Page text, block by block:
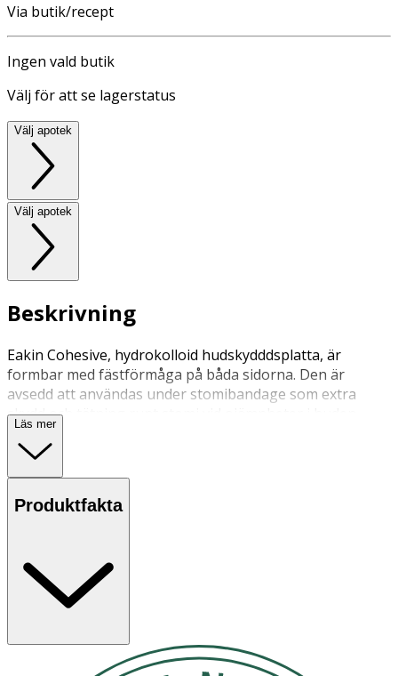
Via butik/recept
Ingen vald butik
Välj för att se lagerstatus
Välj apotek
Välj apotek
Beskrivning
Eakin Cohesive, hydrokolloid hudskydddsplatta, är
formbar med fästförmåga på båda sidorna. Den är
avsedd att användas under stomibandage som extra
skydd och tätning runt stomi vid ojämnheter i huden.
Läs mer
Produktfakta